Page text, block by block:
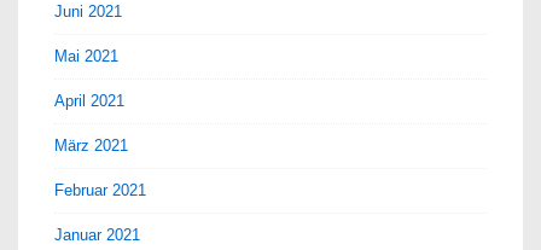
Juni 2021
Mai 2021
April 2021
März 2021
Februar 2021
Januar 2021